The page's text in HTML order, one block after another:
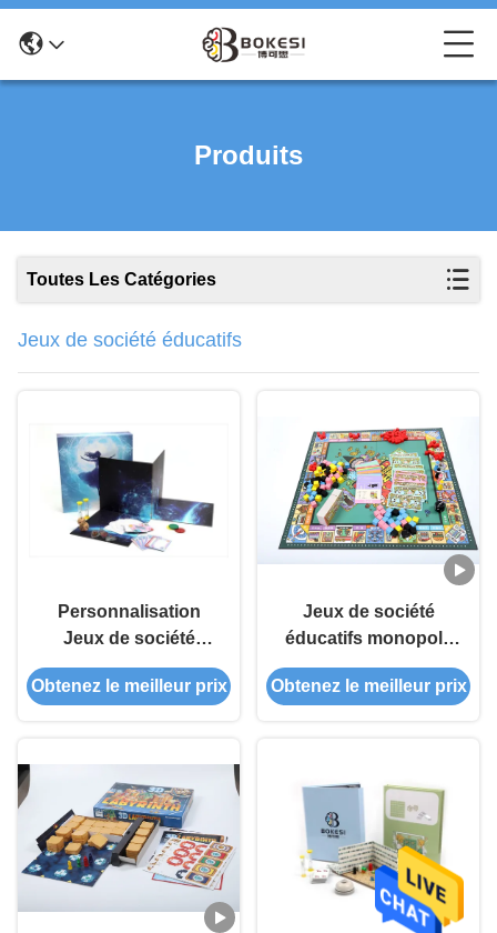
Produits
Toutes Les Catégories
Jeux de société éducatifs
Personnalisation
Jeux de société
éducatifs pour 3-12
ans Durée du jeu 30-
Obtenez le meilleur prix
Jeux de société
éducatifs monopoly
classique pour les
enfants de 3 ans et
Obtenez le meilleur prix